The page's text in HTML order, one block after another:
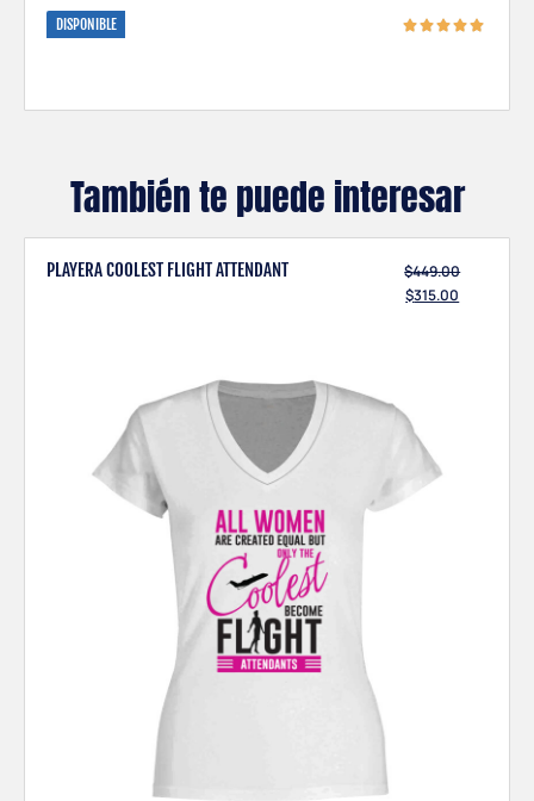
DISPONIBLE
También te puede interesar
PLAYERA COOLEST FLIGHT ATTENDANT $449.00
$315.00